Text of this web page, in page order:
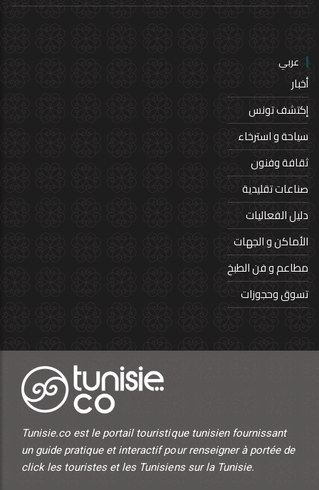
عربي
أخبار
إكتشف تونس
سياحة و استرخاء
ثقافة وفنون
صناعات تقليدية
دليل الفعاليات
الأماكن و الجهات
مطاعم و فن الطبخ
تسوق وحجوزات
Tunisie.co est le portail touristique tunisien fournissant
un guide pratique et interactif pour renseigner à portée de
click les touristes et les Tunisiens sur la Tunisie.